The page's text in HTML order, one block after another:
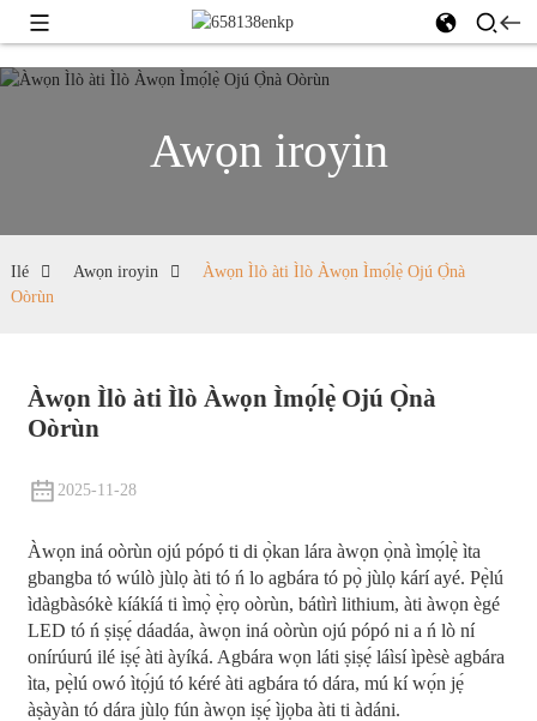
Awọn iroyin
Ilé Awọn iroyin
Àwọn Ìlò àti Ìlò Àwọn Ìmọ́lẹ̀ Ojú Ọ̀nà
Oòrùn
Àwọn Ìlò àti Ìlò Àwọn Ìmọ́lẹ̀ Ojú Ọ̀nà
Oòrùn
2025-11-28
Àwọn iná oòrùn ojú pópó ti di ọ̀kan lára ​​àwọn ọ̀nà ìmọ́lẹ̀ ìta
gbangba tó wúlò jùlọ àti tó ń lo agbára tó pọ̀ jùlọ kárí ayé. Pẹ̀lú
ìdàgbàsókè kíákíá ti ìmọ̀ ẹ̀rọ oòrùn, bátìrì lithium, àti àwọn ègé
LED tó ń ṣiṣẹ́ dáadáa, àwọn iná oòrùn ojú pópó ni a ń lò ní
onírúurú ilé iṣẹ́ àti àyíká. Agbára wọn láti ṣiṣẹ́ láìsí ìpèsè agbára
ìta, pẹ̀lú owó ìtọ́jú tó kéré àti agbára tó dára, mú kí wọ́n jẹ́
àṣàyàn tó dára jùlọ fún àwọn iṣẹ́ ìjọba àti ti àdáni.